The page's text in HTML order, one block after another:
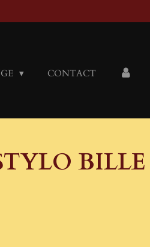
CONTACT
BILLE